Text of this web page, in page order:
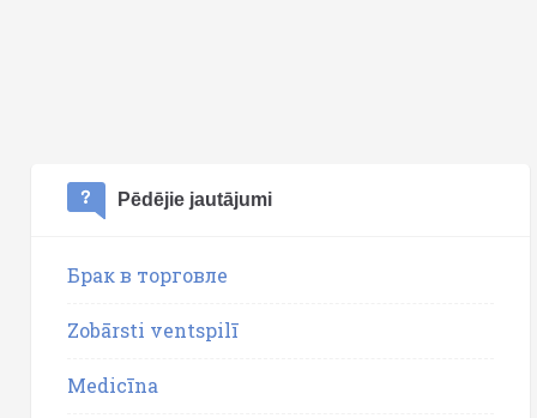
Pēdējie jautājumi
Брак в торговле
Zobārsti ventspilī
Medicīna